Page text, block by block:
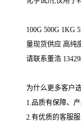
100G 500G 1KG
量现货供应 高纯
请联系董浩
为什么更多客户
1.品质有保障、
2.有优质的客服